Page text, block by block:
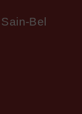
Bel